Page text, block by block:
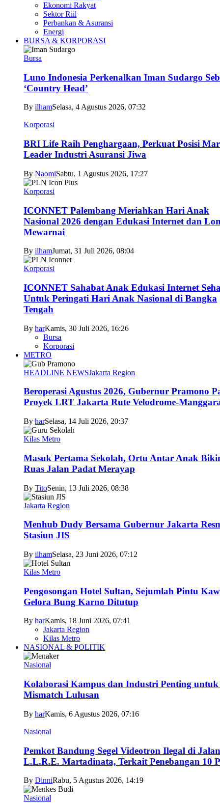
Ekonomi Rakyat
Sektor Riil
Perbankan & Asuransi
Energi
BURSA & KORPORASI
Bursa
Luno Indonesia Perkenalkan Iman Sudargo
‘Country Head’
By ilhamSelasa, 4 Agustus 2026, 07:32
Korporasi
BRI Life Raih Penghargaan, Perkuat Posisi
Leader Industri Asuransi Jiwa
By NaomiSabtu, 1 Agustus 2026, 17:27
Korporasi
ICONNET Palembang Meriahkan Hari Anak
Nasional 2026 dengan Edukasi Internet dan
Mewarnai
By ilhamJumat, 31 Juli 2026, 08:04
Korporasi
ICONNET Sahabat Anak Edukasi Internet
Untuk Peringati Hari Anak Nasional di Bangka
Tengah
By harKamis, 30 Juli 2026, 16:26
Bursa
Korporasi
METRO
HEADLINE NEWSJakarta Region
Beroperasi Agustus 2026, Gubernur Pramono
Proyek LRT Jakarta Rute Velodrome-
By harSelasa, 14 Juli 2026, 20:37
Kilas Metro
Masuk Pertama Sekolah, Ortu Antar Anak
Ruas Jalan Padat Merayap
By TitoSenin, 13 Juli 2026, 08:38
Jakarta Region
Menhub Dudy Bersama Gubernur Jakarta
Stasiun JIS
By ilhamSelasa, 23 Juni 2026, 07:12
Kilas Metro
Pengosongan Hotel Sultan, Sejumlah Pintu
Gelora Bung Karno Ditutup
By harKamis, 18 Juni 2026, 07:41
Jakarta Region
Kilas Metro
NASIONAL & POLITIK
Nasional
Kolaborasi Kampus dan Industri Penting untuk
Mismatch Lulusan
By harKamis, 6 Agustus 2026, 07:16
Nasional
Pemkot Bandung Segel Videotron Ilegal di Jalan
L.L.R.E. Martadinata, Terkait Penebangan 10
By DinniRabu, 5 Agustus 2026, 14:19
Nasional